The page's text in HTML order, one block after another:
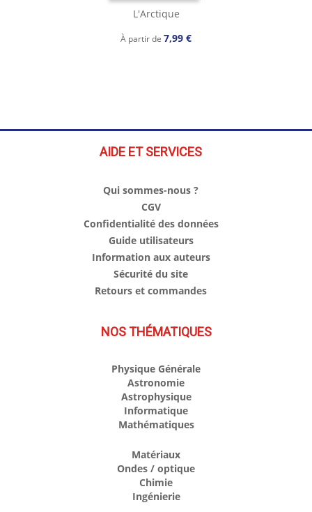
L'Arctique
À partir de 7,99 €
AIDE ET SERVICES
Qui sommes-nous ?
CGV
Confidentialité des données
Guide utilisateurs
Information aux auteurs
Sécurité du site
Retours et commandes
NOS THÉMATIQUES
Physique Générale
Astronomie
Astrophysique
Informatique
Mathématiques
Matériaux
Ondes / optique
Chimie
Ingénierie